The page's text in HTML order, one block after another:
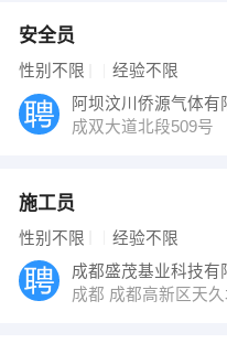
安全员
性别不限 经验不限
阿坝汶川侨源气体有
成双大道北段509号
施工员
性别不限 经验不限
成都盛茂基业科技有
成都 成都高新区天